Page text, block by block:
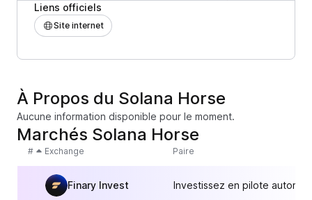
Liens officiels
Site internet
À Propos du Solana Horse
Aucune information disponible pour le moment.
Marchés Solana Horse
# Exchange Paire
Finary Invest Investissez en pilote